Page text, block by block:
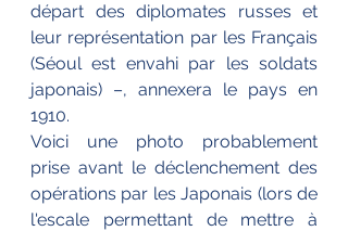
départ des diplomates russes et
leur représentation par les Français
(Séoul est envahi par les soldats
japonais) –, annexera le pays en
1910.
Voici une photo probablement
prise avant le déclenchement des
opérations par les Japonais (lors de
l'escale permettant de mettre à